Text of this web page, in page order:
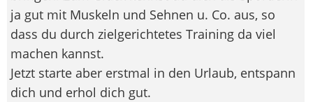
ja gut mit Muskeln und Sehnen u. Co. aus, so
dass du durch zielgerichtetes Training da viel
machen kannst.
Jetzt starte aber erstmal in den Urlaub, entspann
dich und erhol dich gut.